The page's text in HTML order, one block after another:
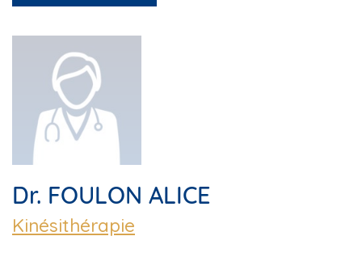
Dr. FOULON ALICE
Kinésithérapie